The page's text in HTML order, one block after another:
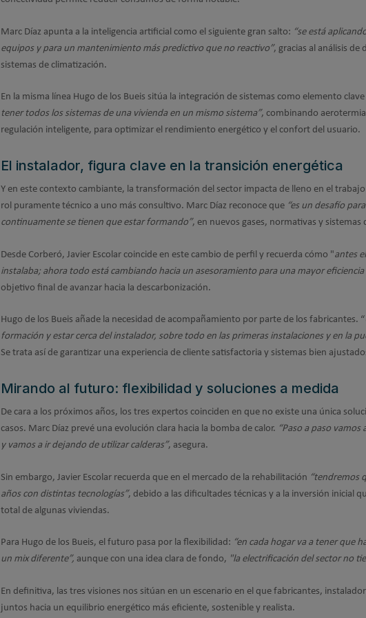
Marc Díaz apunta a la inteligencia artificial como el siguiente gran salto: “se está
equipos y para un mantenimiento más predictivo que no reactivo”, gracias al análisis de
sistemas de climatización.
En la misma línea Hugo de los Bueis sitúa la integración de sistemas como elemento
tener todos los sistemas de una vivienda en un mismo sistema”, combinando
regulación inteligente, para optimizar el rendimiento energético y el confort del usuario.
El instalador, figura clave en la transición energética
Y en este contexto cambiante, la transformación del sector impacta de lleno en el
rol puramente técnico a uno más consultivo. Marc Díaz reconoce que “es un desafío
continuamente se tienen que estar formando”, en nuevos gases, normativas y sistemas
Desde Corberó, Javier Escolar coincide en este cambio de perfil y recuerda cómo "antes
instalaba; ahora todo está cambiando hacia un asesoramiento para una mayor eficiencia
objetivo final de avanzar hacia la descarbonización.
Hugo de los Bueis añade la necesidad de acompañamiento por parte de los fabricantes. “
formación y estar cerca del instalador, sobre todo en las primeras instalaciones y en la
Se trata así de garantizar una experiencia de cliente satisfactoria y sistemas bien
Mirando al futuro: flexibilidad y soluciones a medida
De cara a los próximos años, los tres expertos coinciden en que no existe una única
casos. Marc Díaz prevé una evolución clara hacia la bomba de calor. “Paso a paso
y vamos a ir dejando de utilizar calderas”, asegura.
Sin embargo, Javier Escolar recuerda que en el mercado de la rehabilitación “tendremos
años con distintas tecnologías”, debido a las dificultades técnicas y a la inversión inicial
total de algunas viviendas.
Para Hugo de los Bueis, el futuro pasa por la flexibilidad: “en cada hogar va a tener que
un mix diferente”, aunque con una idea clara de fondo, "la electrificación del sector no
En definitiva, las tres visiones nos sitúan en un escenario en el que fabricantes,
juntos hacia un equilibrio energético más eficiente, sostenible y realista.